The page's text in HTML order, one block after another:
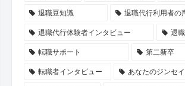
退職豆知識 退職代行利用者の
退職代行体験者インタビュー 退
転職サポート 第二新卒
転職者インタビュー あなたのジンセ